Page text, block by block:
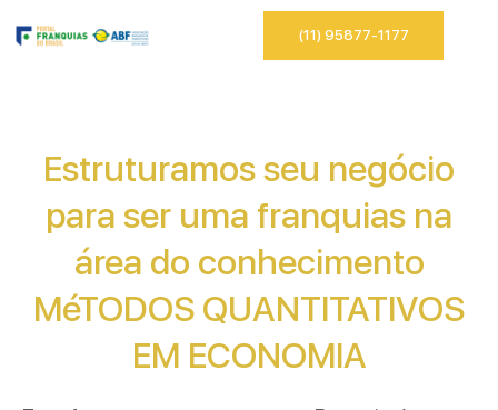
(11) 95877-1177
Estruturamos seu negócio
para ser uma franquias na
área do conhecimento
MéTODOS QUANTITATIVOS
EM ECONOMIA